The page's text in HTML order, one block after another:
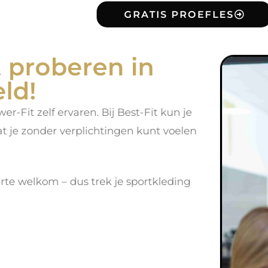
GRATIS PROEFLES
proberen in
Fit zelf ervaren. Bij Best-Fit kun je
je zonder verplichtingen kunt voelen
welkom – dus trek je sportkleding